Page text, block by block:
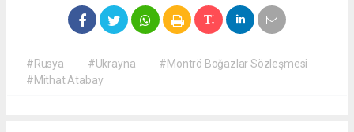
#Rusya #Ukrayna
#Montrö Boğazlar Sözleşmesi
#Mithat Atabay